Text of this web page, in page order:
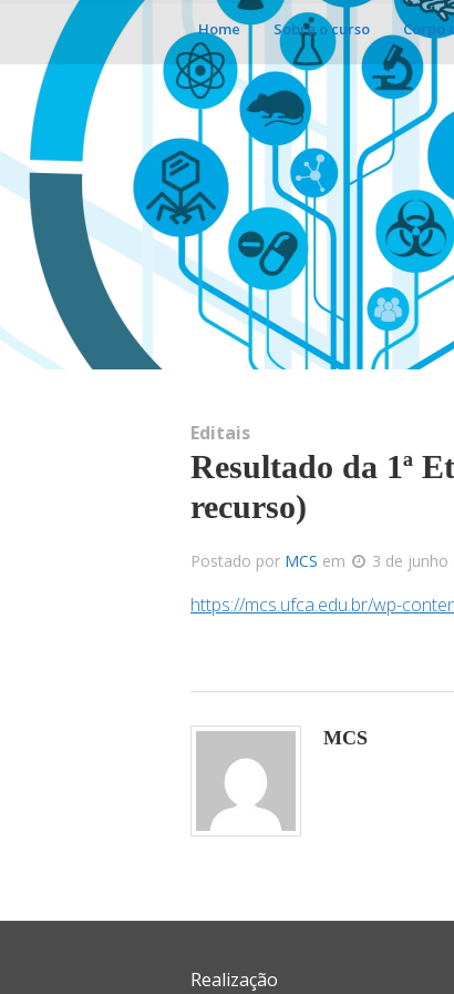
Home Sobre o curso Corpo
Editais
Resultado da 1ª
recurso)
Postado por MCS em 3 de junho
https://mcs.ufca.edu.br/wp-
MCS
Realização